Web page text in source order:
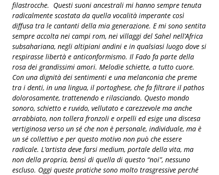
filastrocche. Questi suoni ancestrali mi hanno sempre tenuta
radicalmente scostata da quella vocalità imperante così
diffusa tra le cantanti della mia generazione. E mi sono sentita
sempre accolta nei campi rom, nei villaggi del Sahel nell’Africa
subsahariana, negli altipiani andini e in qualsiasi luogo dove si
respirasse libertà e anticonformismo. Il Fado fa parte della
rosa dei grandissimi amori. Melodie schiette, a tutto cuore.
Con una dignità dei sentimenti e una melanconia che preme
tra i denti, in una lingua, il portoghese, che fa filtrare il pathos
dolorosamente, trattenendo e rilasciando. Questo mondo
sonoro, schietto e ruvido, vellutato e carezzevole ma anche
arrabbiato, non tollera fronzoli e orpelli ed esige una discesa
vertiginosa verso un sé che non è personale, individuale, ma è
un sé collettivo e per questo motivo non può che essere
radicale. L’artista deve farsi medium, portale della vita, ma
non della propria, bensì di quella di questo “noi”, nessuno
escluso. Oggi queste pratiche sono molto trasgressive perché